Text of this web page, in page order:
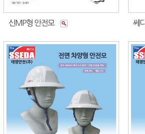
신MP형 안전모 쎄